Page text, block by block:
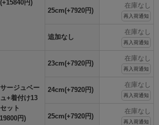
(+15840円)
25cm(+7920円)
在庫なし
再入荷通知
追加なし
在庫なし
再入荷通知
ージュベー
+着付け13
ット
円)
23cm(+7920円)
在庫なし
再入荷通知
24cm(+7920円)
在庫なし
再入荷通知
25cm(+7920円)
在庫なし
再入荷通知